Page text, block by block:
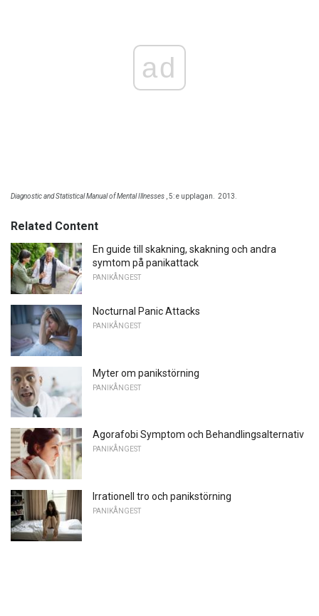
ad
Diagnostic and Statistical Manual of Mental Illnesses , 5: e upplagan. 2013.
Related Content
En guide till skakning, skakning och andra
symtom på panikattack
PANIKÅNGEST
Nocturnal Panic Attacks
PANIKÅNGEST
Myter om panikstörning
PANIKÅNGEST
Agorafobi Symptom och Behandlingsalternativ
PANIKÅNGEST
Irrationell tro och panikstörning
PANIKÅNGEST